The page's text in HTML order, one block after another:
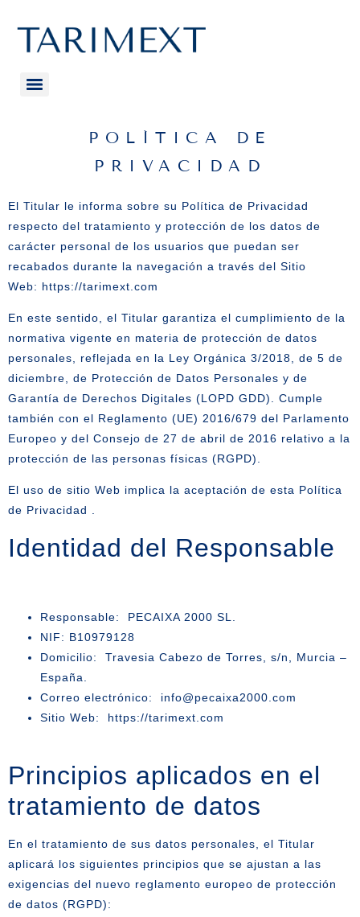
POLÍTICA DE
PRIVACIDAD
El Titular le informa sobre su Política de Privacidad
respecto del tratamiento y protección de los datos de
carácter personal de los usuarios que puedan ser
recabados durante la navegación a través del Sitio
Web: https://tarimext.com
En este sentido, el Titular garantiza el cumplimiento de la
normativa vigente en materia de protección de datos
personales, reflejada en la Ley Orgánica 3/2018, de 5 de
diciembre, de Protección de Datos Personales y de
Garantía de Derechos Digitales (LOPD GDD). Cumple
también con el Reglamento (UE) 2016/679 del Parlamento
Europeo y del Consejo de 27 de abril de 2016 relativo a la
protección de las personas físicas (RGPD).
El uso de sitio Web implica la aceptación de esta Política
de Privacidad .
Identidad del Responsable
Responsable:
PECAIXA 2000 SL.
NIF: B10979128
Domicilio:
Travesia Cabezo de Torres, s/n, Murcia –
España.
Correo electrónico:
info@pecaixa2000.com
Sitio Web:
https://tarimext.com
Principios aplicados en el
tratamiento de datos
En el tratamiento de sus datos personales, el Titular
aplicará los siguientes principios que se ajustan a las
exigencias del nuevo reglamento europeo de protección
de datos (RGPD):